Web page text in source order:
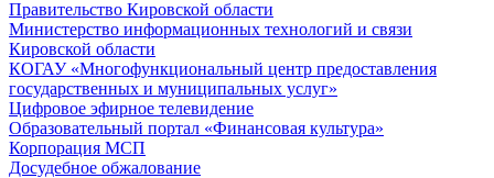
Правительство Кировской области
Министерство информационных технологий и связи
Кировской области
КОГАУ «Многофункциональный центр предоставления
государственных и муниципальных услуг»
Цифровое эфирное телевидение
Образовательный портал «Финансовая культура»
Корпорация МСП
Досудебное обжалование